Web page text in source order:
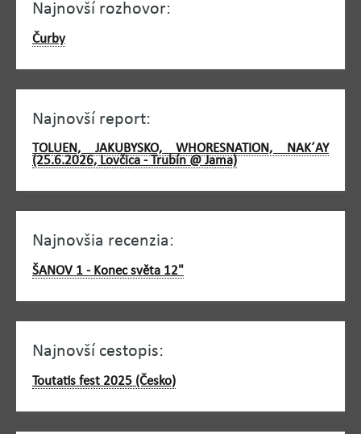
Najnovší rozhovor:
Čurby
Najnovší report:
TOLUEN, JAKUBYSKO, WHORESNATION, NAK´AY
(25.6.2026, Lovčica - Trubín @ Jama)
Najnovšia recenzia:
ŠANOV 1 - Konec světa 12"
Najnovší cestopis:
Toutatis fest 2025 (Česko)